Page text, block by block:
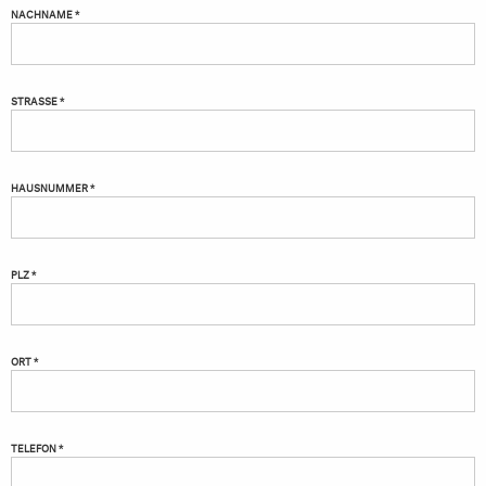
NACHNAME *
STRASSE *
HAUSNUMMER *
PLZ *
ORT *
TELEFON *